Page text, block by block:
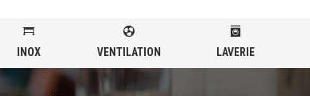
INOX VENTILATION LAVERIE